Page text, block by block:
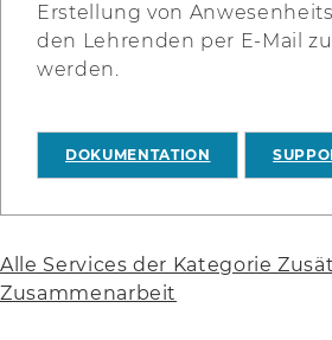
Erstellung von
den Lehrenden per E-Mail
werden.
DOKUMENTATION
Alle Services der Kategorie
Zusammenarbeit